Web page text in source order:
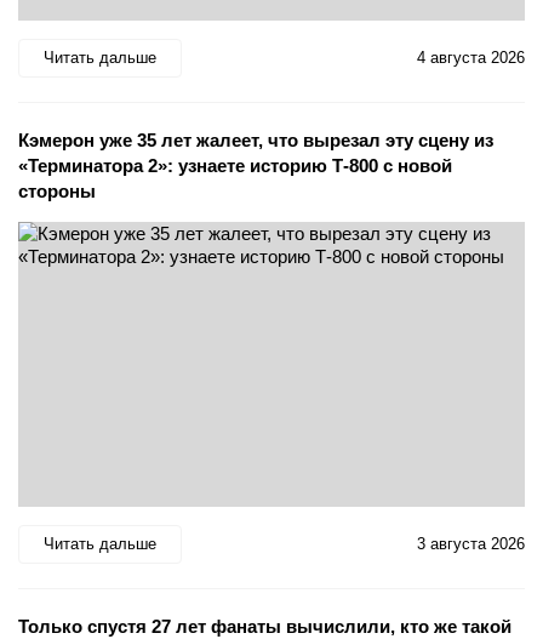
Читать дальше 4 августа 2026
Кэмерон уже 35 лет жалеет, что вырезал эту сцену из
«Терминатора 2»: узнаете историю Т-800 с новой
стороны
Читать дальше 3 августа 2026
Только спустя 27 лет фанаты вычислили, кто же такой